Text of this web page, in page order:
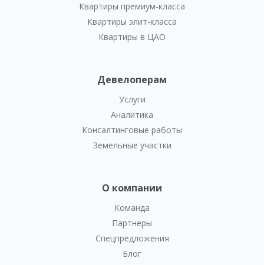
Квартиры премиум-класса
Квартиры элит-класса
Квартиры в ЦАО
Девелоперам
Услуги
Аналитика
Консалтинговые работы
Земельные участки
О компании
Команда
Партнеры
Спецпредложения
Блог